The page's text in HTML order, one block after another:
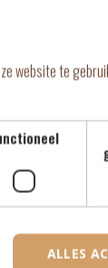
website te
ALLES